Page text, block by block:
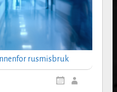
rusmisbruk